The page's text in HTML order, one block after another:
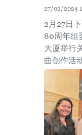
27/02/2024
2月27日
80周年组
大厦举行
曲创作活